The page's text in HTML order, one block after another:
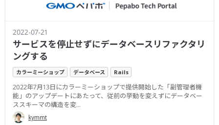
2022-07-21
サービスを停止せずにデータベースリファクタリ
ングする
カラーミーショップ データベース Rails
2022年7月13日にカラーミーショップで提供開始した「副管理者機
能」のアップデートにあたって、従前の挙動を変えずにデータベー
ススキーマの構造を変...
kymmt